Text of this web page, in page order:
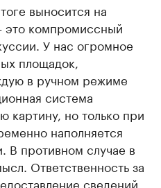
выносится на
это компромиссный
У нас огромное
площадок,
в ручном режиме
система
картину, но только при
наполняется
В противном случае в
Ответственность за
сведений